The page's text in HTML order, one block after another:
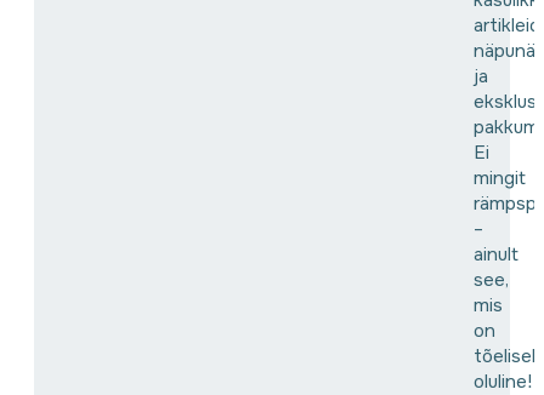
artikleid,
ja
Ei
mingit
–
ainult
see,
mis
on
tõeliselt
oluline!